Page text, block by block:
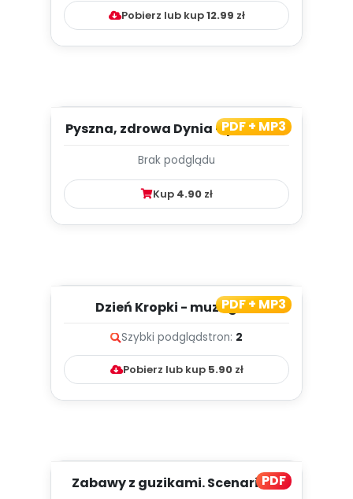
Pobierz lub kup12.99 zł
PDF + MP3
Pyszna, zdrowa Dynia – piosenka
Brak podglądu
Kup 4.90zł
PDF + MP3
Dzień Kropki - muzograf
Szybki podglądstron: 2
Pobierz lub kup 5.90zł
PDF
Zabawy z guzikami. Scenariusz